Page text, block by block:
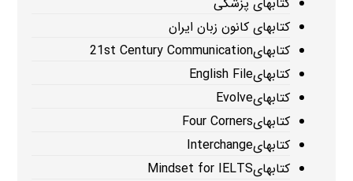
کتابهای کانون زبان ایران
کتابهای21st Century Communication
کتابهایEnglish File
کتابهایEvolve
کتابهایFour Corners
کتابهایInterchange
کتابهایMindset for IELTS